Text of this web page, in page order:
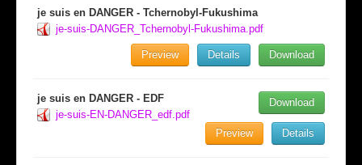
je suis en DANGER - Tchernobyl-Fukushima
je-suis-DANGER_Tchernobyl-Fukushima.pdf
Download
Details
Preview
je suis en DANGER - EDF
je-suis-EN-DANGER_edf.pdf
Download
Details
Preview